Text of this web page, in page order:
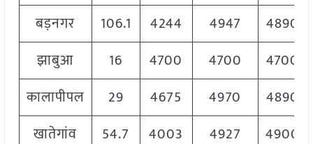
बड़नगर
106.1 4244 4947
4890
झाबुआ
16 4700 4700
4700
कालापीपल
29 4675 4970
4890
खातेगांव
54.7 4003 4927
4900